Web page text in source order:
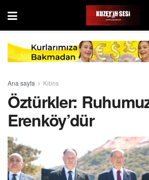
Ana sayfa Kıbrıs
Öztürkler:
Erenköy’dür